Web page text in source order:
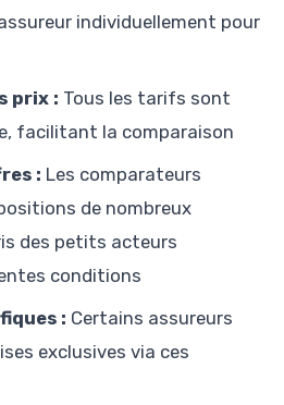
individuellement pour
prix : Tous les tarifs sont
facilitant la comparaison
: Les comparateurs
de nombreux
des petits acteurs
conditions
: Certains assureurs
exclusives via ces